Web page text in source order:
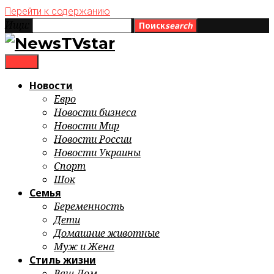
Перейти к содержанию
Поискsearch
Новости
Евро
Новости бизнеса
Новости Мир
Новости России
Новости Украины
Спорт
Шок
Семья
Беременность
Дети
Домашние животные
Муж и Жена
Стиль жизни